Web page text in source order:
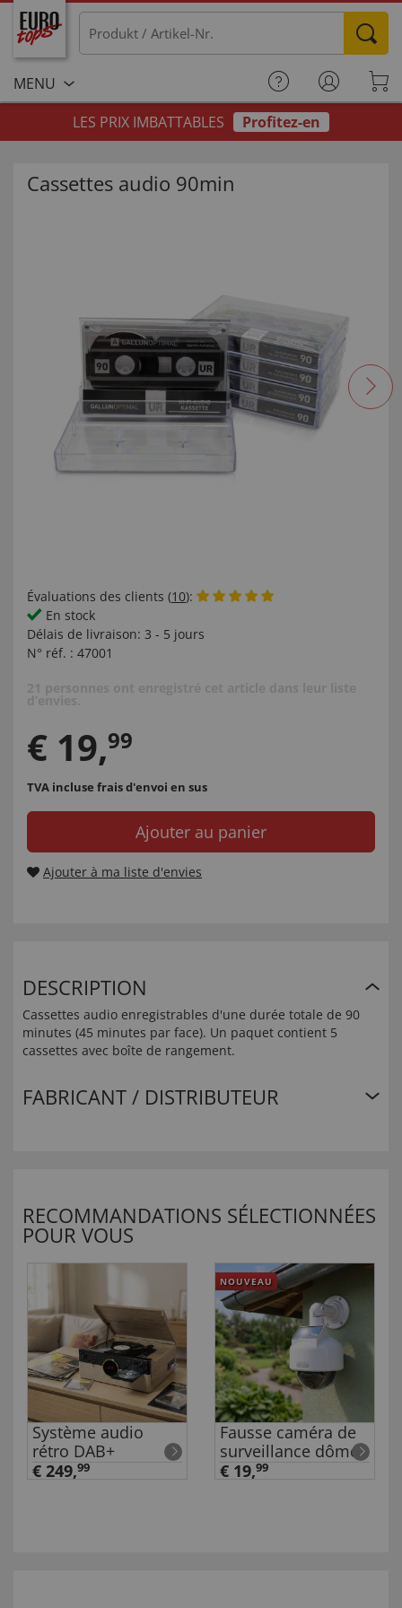
MENU
LES PRIX IMBATTABLES
Profitez-en
Cassettes audio 90min
Évaluations des clients (10):
En stock
Délais de livraison: 3 - 5 jours
N° réf. : 47001
€ 19,99
TVA incluse frais d'envoi en sus
Ajouter au panier
Ajouter à ma liste d'envies
DESCRIPTION
Cassettes audio enregistrables d'une durée totale de 90
minutes (45 minutes par face). Un paquet contient 5
cassettes avec boîte de rangement.
FABRICANT / DISTRIBUTEUR
RECOMMANDATIONS SÉLECTIONNÉES
POUR VOUS
Système audio
rétro DAB+
€ 249,99
NOUVEAU
Fausse caméra de
surveillance dôme
€ 19,99